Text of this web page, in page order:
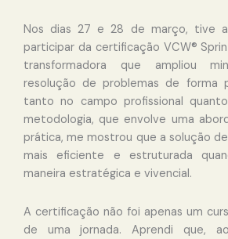
Nos dias 27 e 28 de março, tive
participar da certificação VCW®
transformadora que ampliou
resolução de problemas de forma
tanto no campo profissional
metodologia, que envolve uma
prática, me mostrou que a solução
mais eficiente e estruturada
maneira estratégica e vivencial.
A certificação não foi apenas um
de uma jornada. Aprendi que,